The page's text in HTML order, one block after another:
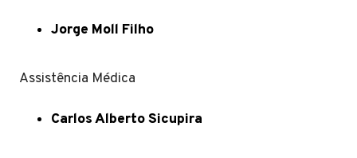
Jorge Moll Filho
Assistência Médica
Carlos Alberto Sicupira